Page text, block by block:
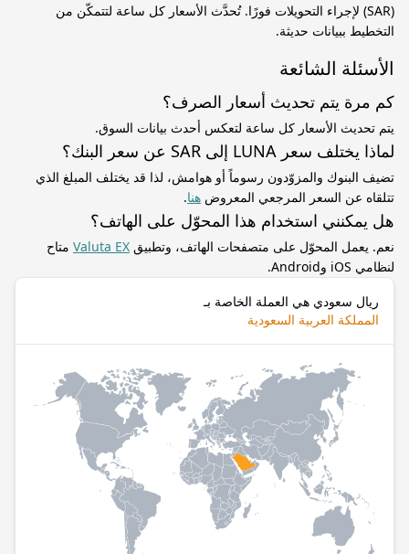
(SAR) لإجراء التحويلات فورًا. تُحدَّث الأسعار كل ساعة لتتمكّن من
التخطيط ببيانات حديثة.
الأسئلة الشائعة
كم مرة يتم تحديث أسعار الصرف؟
يتم تحديث الأسعار كل ساعة لتعكس أحدث بيانات السوق.
لماذا يختلف سعر LUNA إلى SAR عن سعر البنك؟
تضيف البنوك والمزوّدون رسوماً أو هوامش، لذا قد يختلف المبلغ الذي
تتلقاه عن السعر المرجعي المعروض هنا.
هل يمكنني استخدام هذا المحوّل على الهاتف؟
نعم. يعمل المحوّل على متصفحات الهاتف، وتطبيق Valuta EX متاح
لنظامي iOS وAndroid.
ريال سعودي هي العملة الخاصة بـ
المملكة العربية السعودية